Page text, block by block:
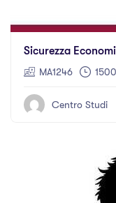
Sicurezza
MA1246
Centro Studi